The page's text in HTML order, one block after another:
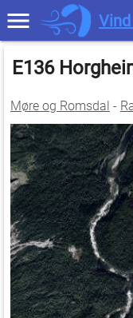
E136
Møre og Romsdal -